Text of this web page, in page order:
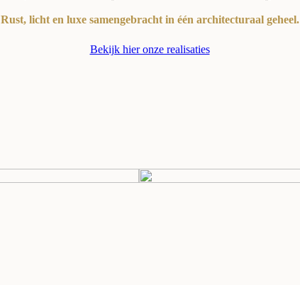
Rust, licht en luxe samengebracht in één architecturaal geheel.
Bekijk hier onze realisaties